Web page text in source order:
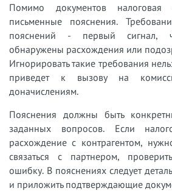
Помимо документов налоговая
письменные пояснения.
пояснений - первый сигнал,
обнаружены расхождения или
Игнорировать такие требования
приведет к вызову на
доначислениям.
Пояснения должны быть
заданных вопросов. Если
расхождение с контрагентом,
связаться с партнером,
ошибку. В пояснениях следует
и приложить подтверждающие